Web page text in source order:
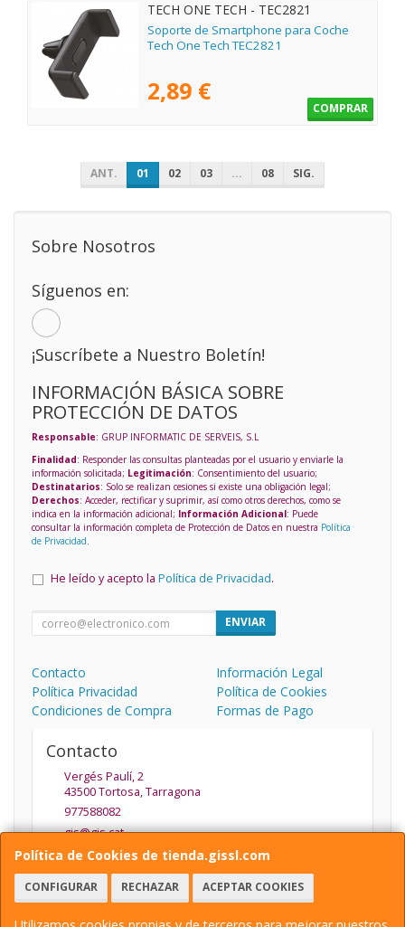
TECH ONE TECH - TEC2821
Soporte de Smartphone para Coche
Tech One Tech TEC2821
2,89 €
COMPRAR
ANT. 01 02 03 ... 08 SIG.
Política de Cookies de tienda.gissl.com
CONFIGURAR RECHAZAR ACEPTAR COOKIES
Sobre Nosotros
Síguenos en:
¡Suscríbete a Nuestro Boletín!
INFORMACIÓN BÁSICA SOBRE
PROTECCIÓN DE DATOS
Responsable: GRUP INFORMATIC DE SERVEIS, S.L
Finalidad: Responder las consultas planteadas por el usuario y enviarle la
información solicitada; Legitimación: Consentimiento del usuario;
Destinatarios: Solo se realizan cesiones si existe una obligación legal;
Derechos: Acceder, rectificar y suprimir, así como otros derechos, como se
indica en la información adicional; Información Adicional: Puede
consultar la información completa de Protección de Datos en nuestra Política
de Privacidad.
He leído y acepto la Política de Privacidad.
ENVIAR
Contacto
Información Legal
Política Privacidad
Política de Cookies
Condiciones de Compra
Formas de Pago
Contacto
Vergés Paulí, 2
43500Tortosa,Tarragona
977588082
gis@gis.cat
Horario
De Lunes a Viernes de 9.30 a 13.30 y de 15:30 a 19:30